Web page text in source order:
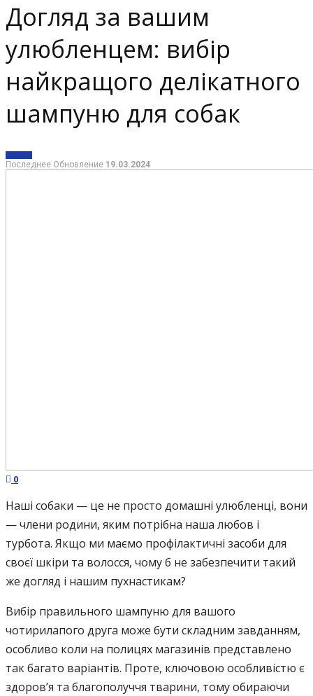
Догляд за вашим
улюбленцем: вибір
найкращого делікатного
шампуню для собак
Последнее Обновление 19.03.2024
0
Наші собаки — це не просто домашні улюбленці, вони
— члени родини, яким потрібна наша любов і
турбота. Якщо ми маємо профілактичні засоби для
своєї шкіри та волосся, чому б не забезпечити такий
же догляд і нашим пухнастикам?
Вибір правильного шампуню для вашого
чотирилапого друга може бути складним завданням,
особливо коли на полицях магазинів представлено
так багато варіантів. Проте, ключовою особливістю є
здоров’я та благополуччя тварини, тому обираючи